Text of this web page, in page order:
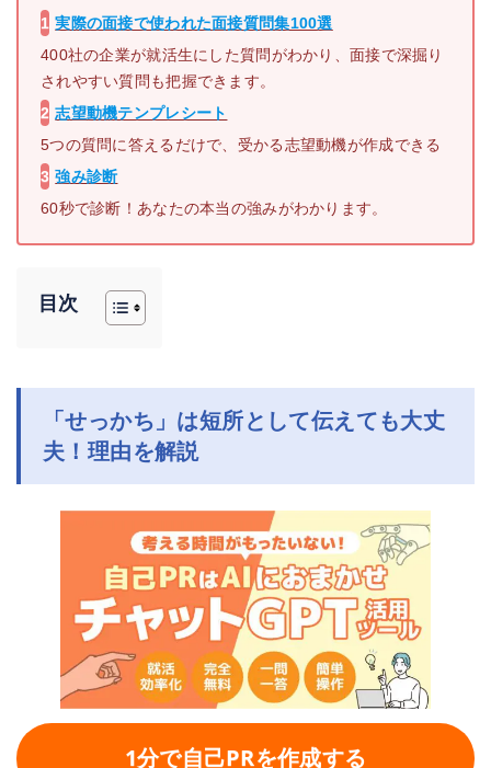
1 実際の面接で使われた面接質問集100選
400社の企業が就活生にした質問がわかり、面接で深掘り
されやすい質問も把握できます。
2 志望動機テンプレシート
5つの質問に答えるだけで、受かる志望動機が作成できる
3 強み診断
60秒で診断！あなたの本当の強みがわかります。
目次
「せっかち」は短所として伝えても大丈
夫！理由を解説
1分で自己PRを作成する